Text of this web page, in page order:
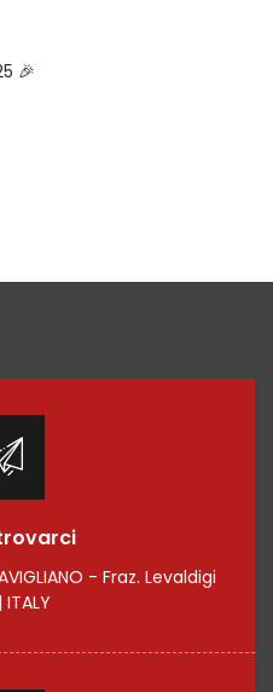
🎉
- Fraz. Levaldigi